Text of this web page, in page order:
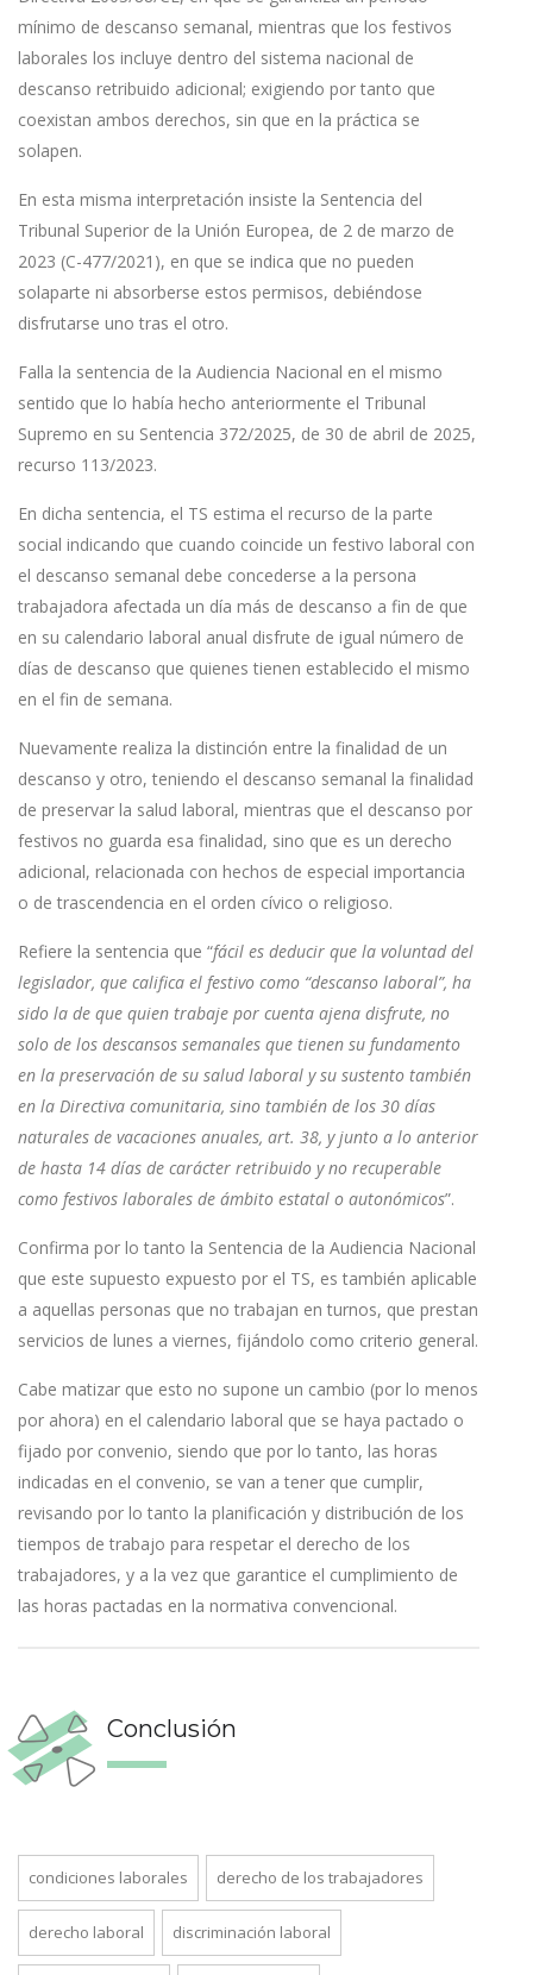
mínimo de descanso semanal, mientras que los festivos
laborales los incluye dentro del sistema nacional de
descanso retribuido adicional; exigiendo por tanto que
coexistan ambos derechos, sin que en la práctica se
solapen.
En esta misma interpretación insiste la Sentencia del
Tribunal Superior de la Unión Europea, de 2 de marzo de
2023 (C-477/2021), en que se indica que no pueden
solaparte ni absorberse estos permisos, debiéndose
disfrutarse uno tras el otro.
Falla la sentencia de la Audiencia Nacional en el mismo
sentido que lo había hecho anteriormente el Tribunal
Supremo en su Sentencia 372/2025, de 30 de abril de 2025,
recurso 113/2023.
En dicha sentencia, el TS estima el recurso de la parte
social indicando que cuando coincide un festivo laboral con
el descanso semanal debe concederse a la persona
trabajadora afectada un día más de descanso a fin de que
en su calendario laboral anual disfrute de igual número de
días de descanso que quienes tienen establecido el mismo
en el fin de semana.
Nuevamente realiza la distinción entre la finalidad de un
descanso y otro, teniendo el descanso semanal la finalidad
de preservar la salud laboral, mientras que el descanso por
festivos no guarda esa finalidad, sino que es un derecho
adicional, relacionada con hechos de especial importancia
o de trascendencia en el orden cívico o religioso.
Refiere la sentencia que “fácil es deducir que la voluntad del
legislador, que califica el festivo como “descanso laboral”, ha
sido la de que quien trabaje por cuenta ajena disfrute, no
solo de los descansos semanales que tienen su fundamento
en la preservación de su salud laboral y su sustento también
en la Directiva comunitaria, sino también de los 30 días
naturales de vacaciones anuales, art. 38, y junto a lo anterior
de hasta 14 días de carácter retribuido y no recuperable
como festivos laborales de ámbito estatal o autonómicos”.
Confirma por lo tanto la Sentencia de la Audiencia Nacional
que este supuesto expuesto por el TS, es también aplicable
a aquellas personas que no trabajan en turnos, que prestan
servicios de lunes a viernes, fijándolo como criterio general.
Cabe matizar que esto no supone un cambio (por lo menos
por ahora) en el calendario laboral que se haya pactado o
fijado por convenio, siendo que por lo tanto, las horas
indicadas en el convenio, se van a tener que cumplir,
revisando por lo tanto la planificación y distribución de los
tiempos de trabajo para respetar el derecho de los
trabajadores, y a la vez que garantice el cumplimiento de
las horas pactadas en la normativa convencional.
Conclusión
condiciones laborales derecho de los trabajadores
derecho laboral discriminación laboral